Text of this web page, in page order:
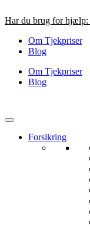
til
Har du brug for hjælp:
Om Tjekpriser
Blog
Om Tjekpriser
Blog
Forsikring